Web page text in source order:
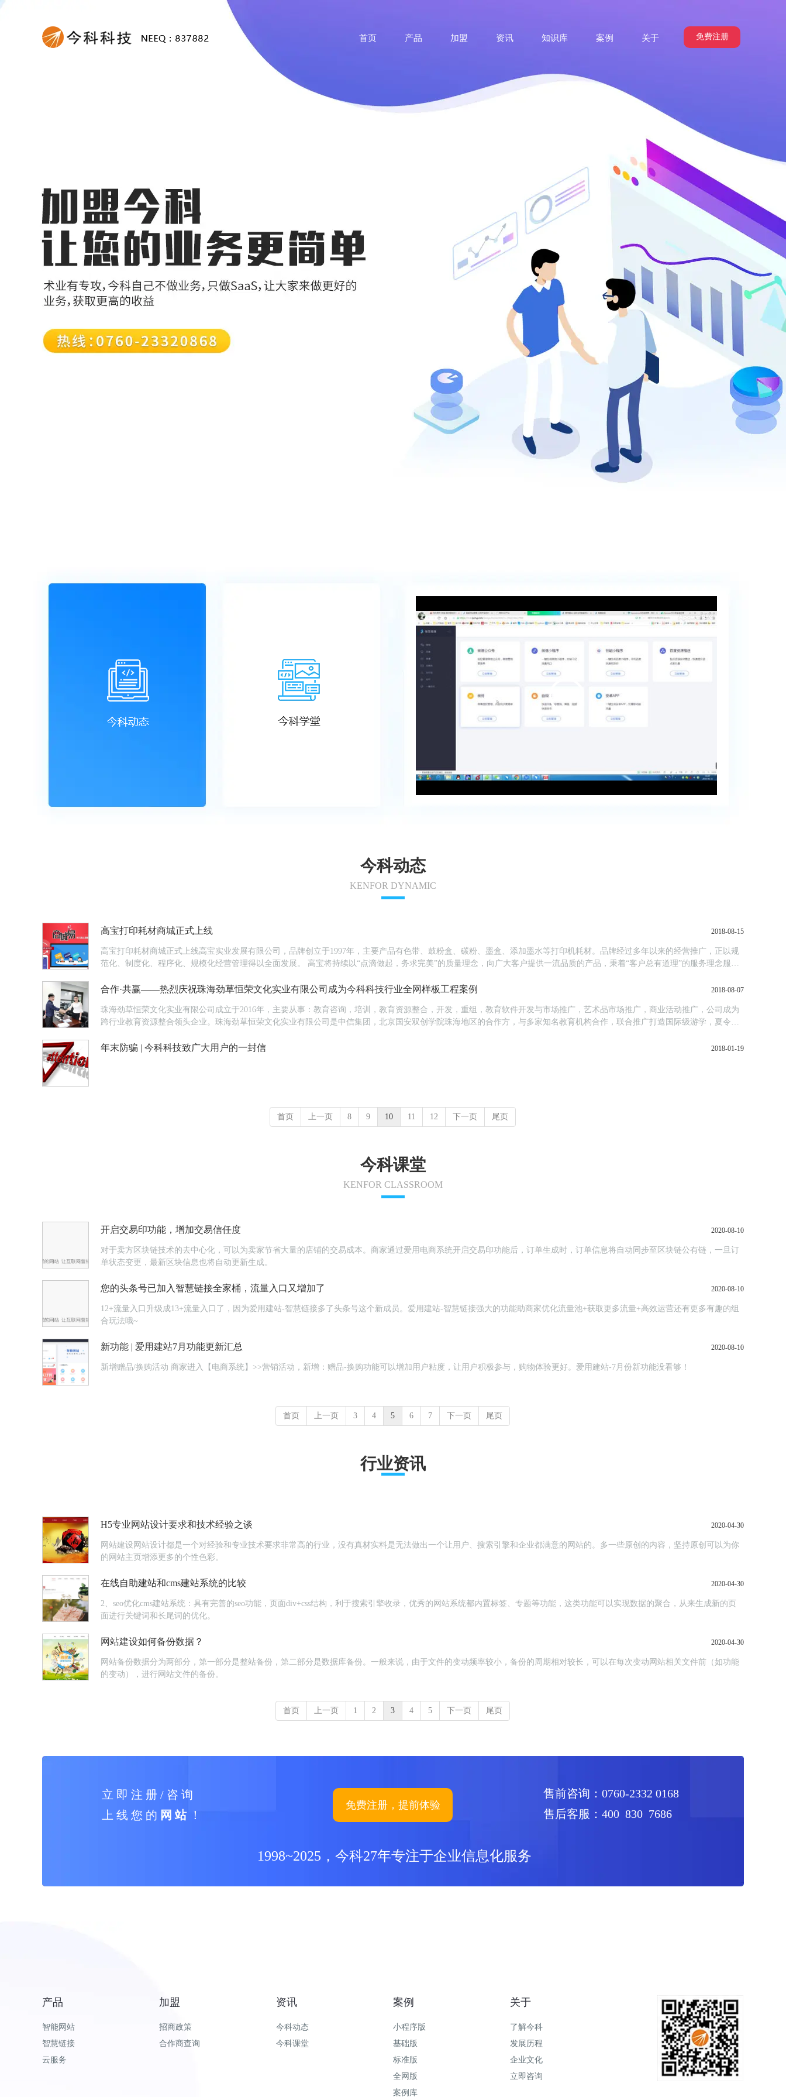
免费注册
首页 产品 加盟 资讯 知识库 案例 关于
今科动态
KENFOR DYNAMIC
高宝打印耗材商城正式上线 2018-08-15
高宝打印耗材商城正式上线高宝实业发展有限公司，品牌创立于1997年，主要产品有色带、鼓粉盒、碳粉、墨盒、添加墨水等打印机耗材。品牌经过多年以来的经营推广，正以规
范化、制度化、程序化、规模化经营管理得以全面发展。 高宝将持续以“点滴做起，务求完美”的质量理念，向广大客户提供一流品质的产品，秉着“客户总有道理”的服务理念服务
合作·共赢——热烈庆祝珠海劲草恒荣文化实业有限公司成为今科科技行业全网样板工程案例 2018-08-07
珠海劲草恒荣文化实业有限公司成立于2016年，主要从事：教育咨询，培训，教育资源整合，开发，重组，教育软件开发与市场推广，艺术品市场推广，商业活动推广，公司成为
跨行业教育资源整合领头企业。珠海劲草恒荣文化实业有限公司是中信集团，北京国安双创学院珠海地区的合作方，与多家知名教育机构合作，联合推广打造国际级游学，夏令
年末防骗 | 今科科技致广大用户的一封信 2018-01-19
首页 上一页 8 9 10 11 12 下一页 尾页
今科课堂
KENFOR CLASSROOM
开启交易印功能，增加交易信任度 2020-08-10
对于卖方区块链技术的去中心化，可以为卖家节省大量的店铺的交易成本。商家通过爱用电商系统开启交易印功能后，订单生成时，订单信息将自动同步至区块链公有链，一旦订
单状态变更，最新区块信息也将自动更新生成。
您的头条号已加入智慧链接全家桶，流量入口又增加了 2020-08-10
12+流量入口升级成13+流量入口了，因为爱用建站-智慧链接多了头条号这个新成员。爱用建站-智慧链接强大的功能助商家优化流量池+获取更多流量+高效运营还有更多有趣的组
合玩法哦~
新功能 | 爱用建站7月功能更新汇总 2020-08-10
新增赠品/换购活动 商家进入【电商系统】>>营销活动，新增：赠品-换购功能可以增加用户粘度，让用户积极参与，购物体验更好。爱用建站-7月份新功能没看够！
首页 上一页 3 4 5 6 7 下一页 尾页
行业资讯
H5专业网站设计要求和技术经验之谈 2020-04-30
网站建设网站设计都是一个对经验和专业技术要求非常高的行业，没有真材实料是无法做出一个让用户、搜索引擎和企业都满意的网站的。多一些原创的内容，坚持原创可以为你
的网站主页增添更多的个性色彩。
在线自助建站和cms建站系统的比较 2020-04-30
2、seo优化cms建站系统：具有完善的seo功能，页面div+css结构，利于搜索引擎收录，优秀的网站系统都内置标签、专题等功能，这类功能可以实现数据的聚合，从来生成新的页
面进行关键词和长尾词的优化。
网站建设如何备份数据？ 2020-04-30
网站备份数据分为两部分，第一部分是整站备份，第二部分是数据库备份。一般来说，由于文件的变动频率较小，备份的周期相对较长，可以在每次变动网站相关文件前（如功能
的变动），进行网站文件的备份。
首页 上一页 1 2 3 4 5 下一页 尾页
售前咨询：0760-2332 0168
售后客服：400 830 7686
1998~2025，今科27年专注于企业信息化服务
立 即 注 册 / 咨 询
上 线 您 的 网 站！
免费注册，提前体验
产品
智能网站
智慧链接
云服务
加盟
招商政策
合作商查询
资讯
今科动态
今科课堂
案例
小程序版
基础版
标准版
全网版
案例库
关于
了解今科
发展历程
企业文化
立即咨询